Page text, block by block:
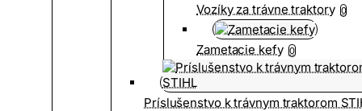
Vozíky za trávne traktory 0
Zametacie kefy 0
Príslušenstvo k trávnym traktorom